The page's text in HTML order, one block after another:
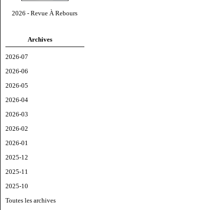
2026 - Revue À Rebours
Archives
2026-07
2026-06
2026-05
2026-04
2026-03
2026-02
2026-01
2025-12
2025-11
2025-10
Toutes les archives